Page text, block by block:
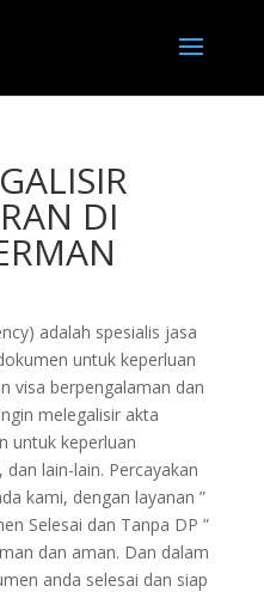
DI
adalah spesialis jasa
untuk keperluan
visa berpengalaman dan
melegalisir akta
untuk keperluan
lain-lain. Percayakan
kami, dengan layanan ”
Selesai dan Tanpa DP ”
dan aman. Dan dalam
anda selesai dan siap